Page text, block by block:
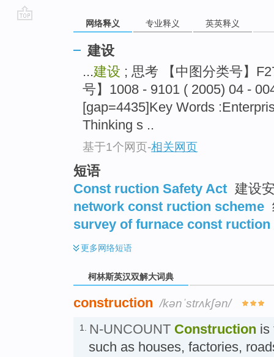
网络释义 专业释义 英英释义
建设
...建设 ; 思考 【中图分类号】
号】1008 - 9101 ( 2005) 04 -
[gap=4435]Key Words
Thinking s ..
基于1个网页-相关网页
短语
Const ruction Safety Act 建设
network const ruction scheme
survey of furnace const ruction
更多网络短语
柯林斯英汉双解大词典
construction /kənˈstrʌkʃən/
1. N-UNCOUNT Construction is
such as houses, factories,